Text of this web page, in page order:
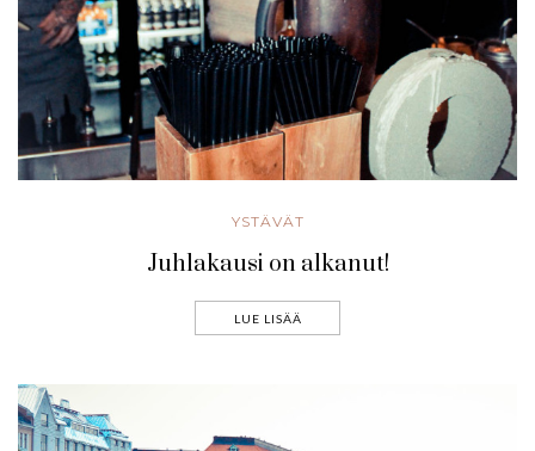
YSTÄVÄT
Juhlakausi on alkanut!
LUE LISÄÄ